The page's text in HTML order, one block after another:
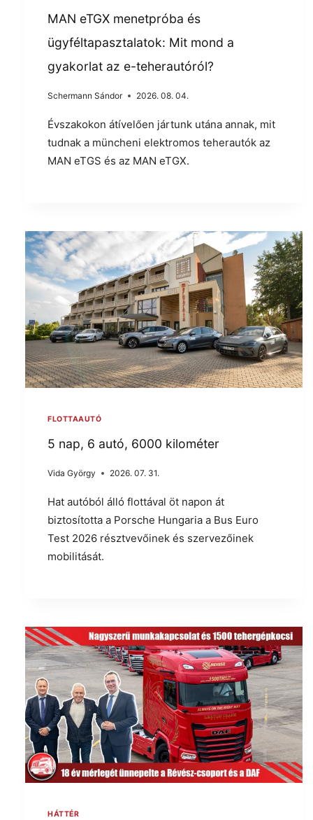
MAN eTGX menetpróba és
ügyféltapasztalatok: Mit mond a
gyakorlat az e-teherautóról?
Schermann Sándor 2026. 08. 04.
Évszakokon átívelően jártunk utána annak, mit
tudnak a müncheni elektromos teherautók az
MAN eTGS és az MAN eTGX.
FLOTTAAUTÓ
5 nap, 6 autó, 6000 kilométer
Vida György 2026. 07. 31.
Hat autóból álló flottával öt napon át
biztosította a Porsche Hungaria a Bus Euro
Test 2026 résztvevőinek és szervezőinek
mobilitását.
HÁTTÉR